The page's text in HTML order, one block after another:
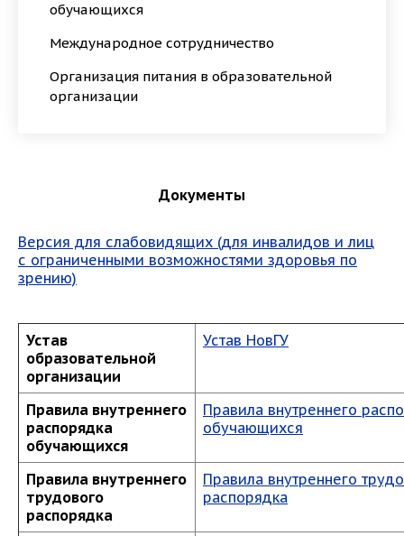
обучающихся
Международное сотрудничество
Организация питания в образовательной
организации
Документы
Версия для слабовидящих (для инвалидов и лиц
с ограниченными возможностями здоровья по
зрению)
Устав
образовательной
организации
Устав НовГУ
Правила внутреннего
распорядка
обучающихся
Правила внутреннего
обучающихся
Правила внутреннего
трудового
распорядка
Правила внутреннего
распорядка